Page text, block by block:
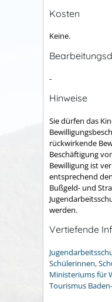
Kosten
Keine.
-
Hinweise
Sie dürfen das
rückwirkende
Beschäftigung
Bewilligung ist
entsprechend
Bußgeld- und
werden.
Vertiefende
Schülerinnen,
Ministeriums für
Tourismus